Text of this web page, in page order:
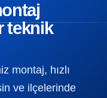
teknik
montaj, hızlı
ve ilçelerinde